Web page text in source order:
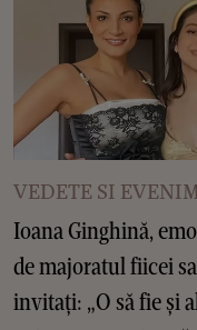
VEDETE SI
Ioana Ginghină,
de majoratul fiicei
invitați: „O să fie și